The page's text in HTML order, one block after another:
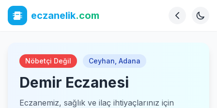
eczanelik.com
Nöbetçi Değil Ceyhan Adana
Demir Eczanesi
Eczanemiz, sağlık ve ilaç ihtiyaçlarınız için